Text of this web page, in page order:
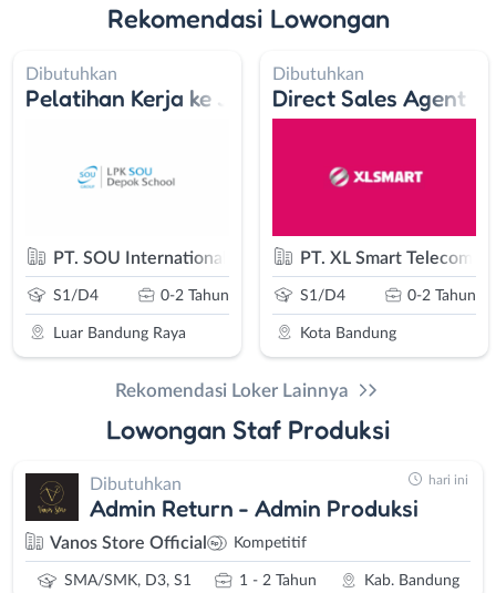
Rekomendasi Lowongan
Dibutuhkan
Pelatihan Kerja ke Jepang
PT. SOU International Learning Indonesia
S1/D4 0-2 Tahun
Luar Bandung Raya
Dibutuhkan
Direct Sales Agent
PT. XL Smart Telecom
S1/D4 0-2 Tahun
Kota Bandung
Rekomendasi Loker Lainnya
Lowongan Staf Produksi
Dibutuhkan
Admin Return - Admin Produksi
Vanos Store Official Kompetitif
SMA/SMK, D3, S1 1 - 2 Tahun Kab. Bandung
hari ini